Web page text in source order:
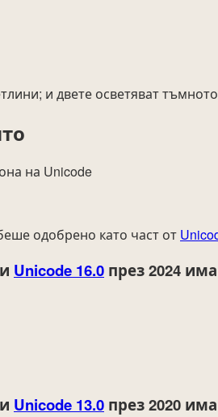
и двете осветяват
на Unicode
одобрено като част от
и Unicode 16.0 през 2024
и Unicode 13.0 през 2020